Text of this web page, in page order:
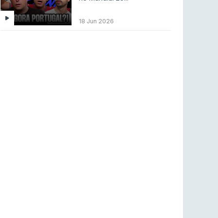
MOUZ surpreende Spirit para vencer BLAST
Bounty
18 Jun 2026